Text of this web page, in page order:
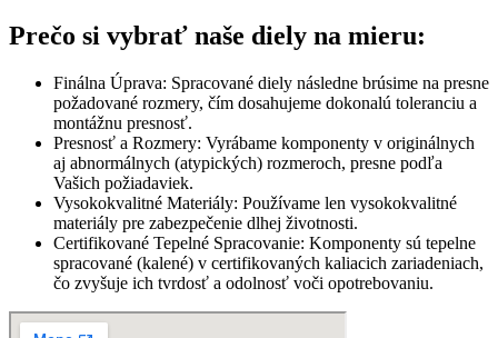
Prečo si vybrať naše diely na mieru:
Finálna Úprava: Spracované diely následne brúsime na presne
požadované rozmery, čím dosahujeme dokonalú toleranciu a
montážnu presnosť.
Presnosť a Rozmery: Vyrábame komponenty v originálnych
aj abnormálnych (atypických) rozmeroch, presne podľa
Vašich požiadaviek.
Vysokokvalitné Materiály: Používame len vysokokvalitné
materiály pre zabezpečenie dlhej životnosti.
Certifikované Tepelné Spracovanie: Komponenty sú tepelne
spracované (kalené) v certifikovaných kaliacich zariadeniach,
čo zvyšuje ich tvrdosť a odolnosť voči opotrebovaniu.